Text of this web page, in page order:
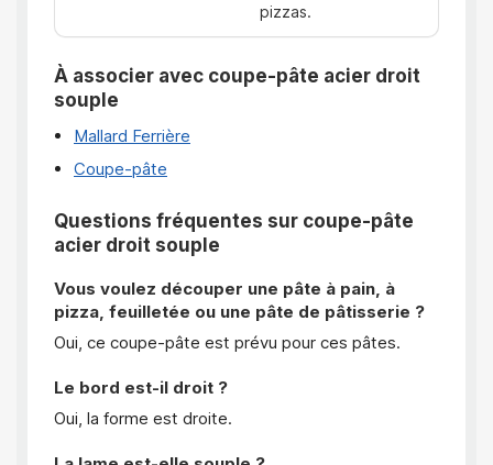
pizzas.
À associer avec coupe-pâte acier droit
souple
Mallard Ferrière
Coupe-pâte
Questions fréquentes sur coupe-pâte
acier droit souple
Vous voulez découper une pâte à pain, à
pizza, feuilletée ou une pâte de pâtisserie ?
Oui, ce coupe-pâte est prévu pour ces pâtes.
Le bord est-il droit ?
Oui, la forme est droite.